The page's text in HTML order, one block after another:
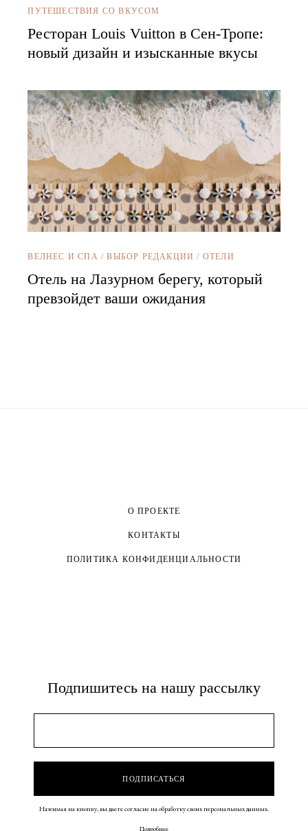
ПУТЕШЕСТВИЯ СО ВКУСОМ
Ресторан Louis Vuitton в Сен-Тропе:
новый дизайн и изысканные вкусы
ВЕЛНЕС И СПА /ВЫБОР РЕДАКЦИИ / ОТЕЛИ
Отель на Лазурном берегу, который
превзойдет ваши ожидания
О ПРОЕКТЕ
КОНТАКТЫ
ПОЛИТИКА КОНФИДЕНЦИАЛЬНОСТИ
Подпишитесь на нашу рассылку
Нажимая на кнопку, вы даете согласие на обработку своих персональных данных.
Подробнее